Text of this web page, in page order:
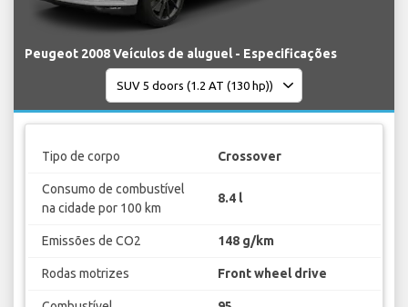
Peugeot 2008 Veículos de aluguel - Especificações
Tipo de corpo Crossover
Consumo de combustível
na cidade por 100 km
8.4 l
Emissões de CO2 148 g/km
Rodas motrizes Front wheel drive